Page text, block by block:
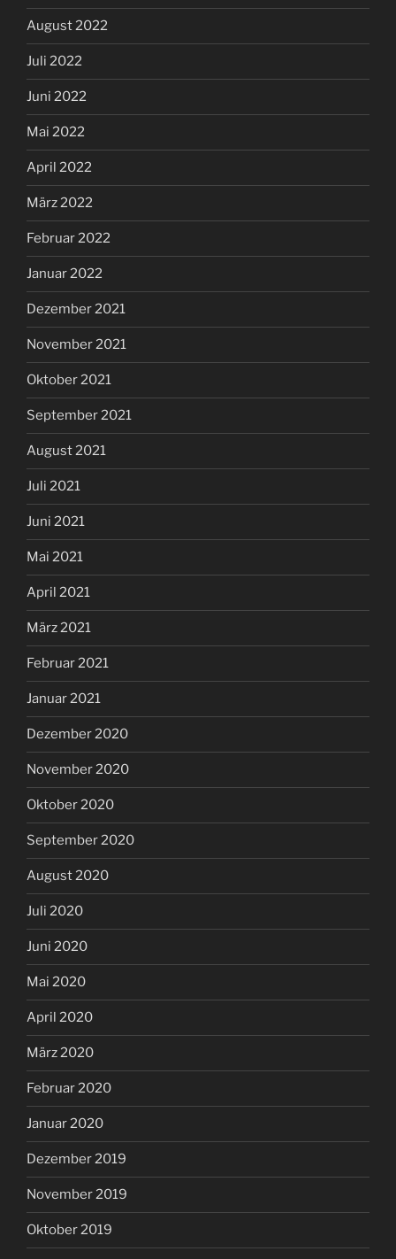
August 2022
Juli 2022
Juni 2022
Mai 2022
April 2022
März 2022
Februar 2022
Januar 2022
Dezember 2021
November 2021
Oktober 2021
September 2021
August 2021
Juli 2021
Juni 2021
Mai 2021
April 2021
März 2021
Februar 2021
Januar 2021
Dezember 2020
November 2020
Oktober 2020
September 2020
August 2020
Juli 2020
Juni 2020
Mai 2020
April 2020
März 2020
Februar 2020
Januar 2020
Dezember 2019
November 2019
Oktober 2019